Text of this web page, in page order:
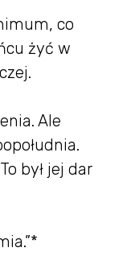
co
żyć w
Ale
był jej dar